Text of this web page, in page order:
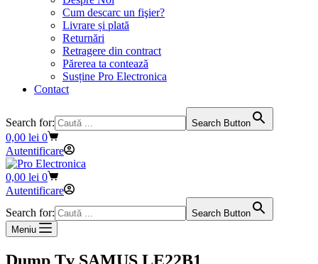
Cum descarc un fişier?
Livrare și plată
Returnări
Retragere din contract
Părerea ta contează
Susține Pro Electronica
Contact
Search for: Search Button
Coș
de
cumpărături
0,00 lei 0
Autentificare
Coș
de
0,00 lei 0
Autentificare
Search for:
Search Button
Meniu